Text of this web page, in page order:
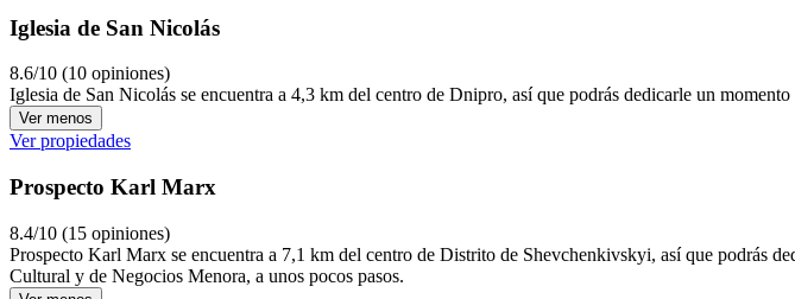
Iglesia de San Nicolás
8.6/10 (10 opiniones)
Iglesia de San Nicolás se encuentra a 4,3 km del centro de Dnipro, así que podrás dedicarle un
Ver menos
Ver propiedades
Prospecto Karl Marx
8.4/10 (15 opiniones)
Prospecto Karl Marx se encuentra a 7,1 km del centro de Distrito de Shevchenkivskyi, así que podrás
Cultural y de Negocios Menora, a unos pocos pasos.